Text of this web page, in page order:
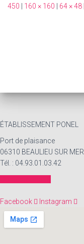
450
160 × 160 64 × 48
ÉTABLISSEMENT PONEL
Port de plaisance
06310 BEAULIEU SUR MER
Tél. : 04.93.01.03.42
Facebook Instagram